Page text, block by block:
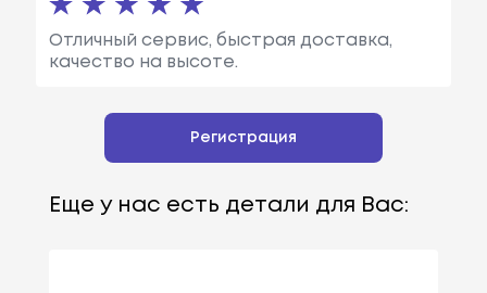
Отличный сервис, быстрая доставка,
качество на высоте.
Регистрация
Еще у нас есть детали для Вас: